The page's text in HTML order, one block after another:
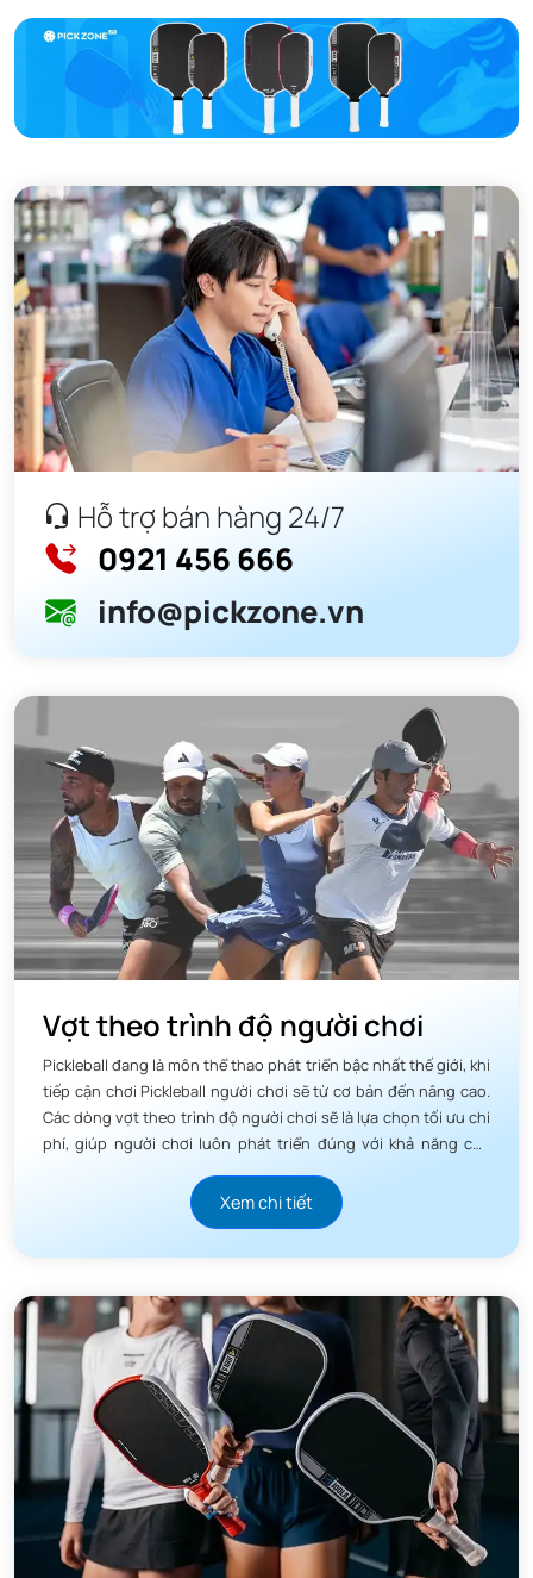
Hỗ trợ bán hàng 24/7
0921 456 666
info@pickzone.vn
Vợt theo trình độ người chơi
Pickleball đang là môn thể thao phát triển bậc nhất thế giới, khi
tiếp cận chơi Pickleball người chơi sẽ từ cơ bản đến nâng cao.
Các dòng vợt theo trình độ người chơi sẽ là lựa chọn tối ưu chi
phí, giúp người chơi luôn phát triển đúng với khả năng của
Xem chi tiết